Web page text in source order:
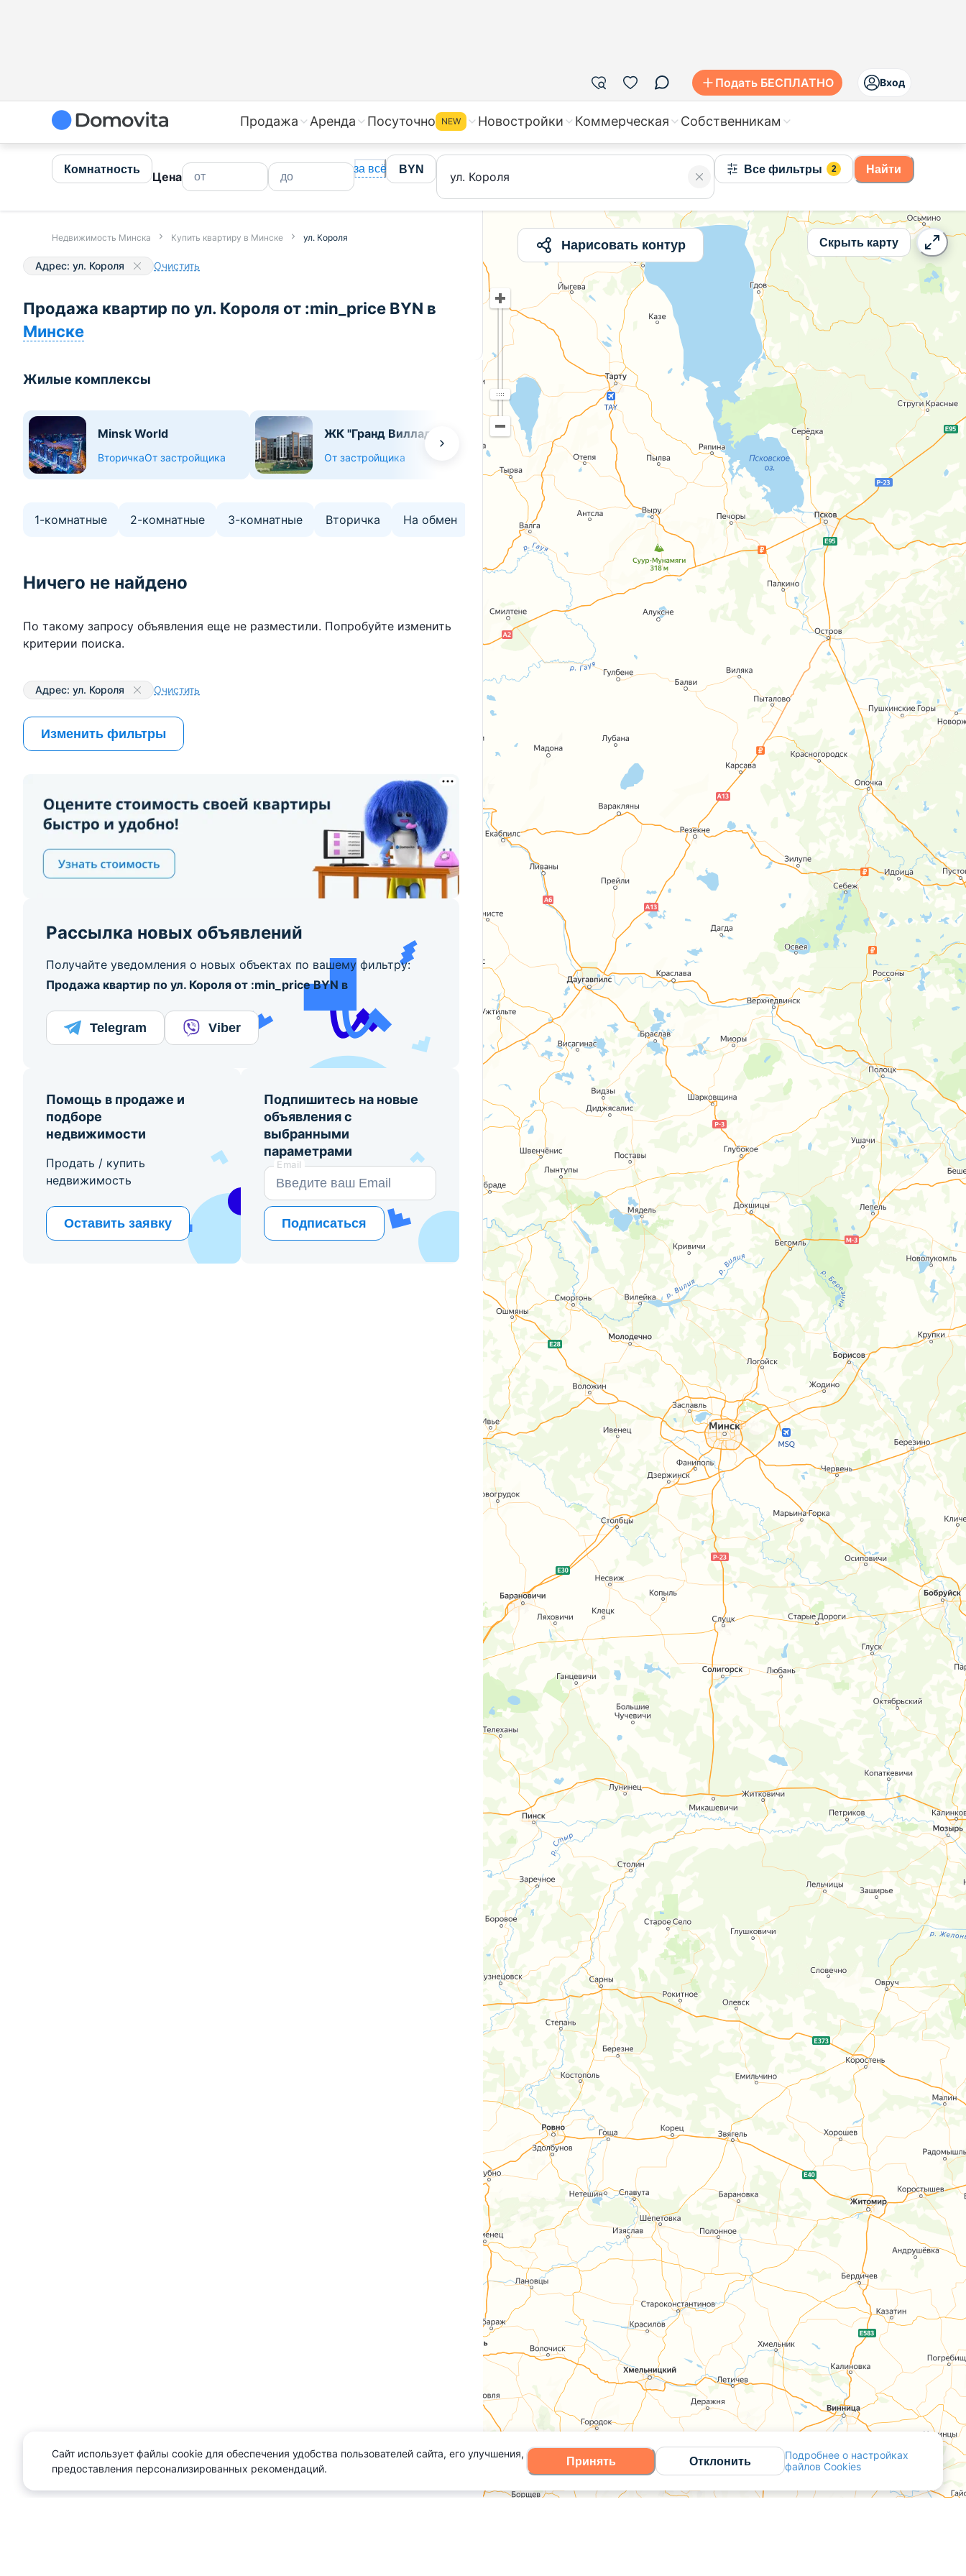
Подать БЕСПЛАТНО Вход
Продажа Аренда Посуточно NEW Новостройки Коммерческая Собственникам
Комнатность
Цена
за всё BYN
ул. Короля
Все фильтры 2 Найти
Недвижимость Минска Купить квартиру в Минске ул. Короля
Адрес: ул. Короля Очистить
Продажа квартир по ул. Короля от :min_price BYN в
Минске
Жилые комплексы
Minsk World
ВторичкаОт застройщика
ЖК "Гранд Вилладж"
От застройщика
Дом "Адриатик"
От застройщика
Дом «Эмиратс Волна»
От застройщика
1-комнатные 2-комнатные 3-комнатные Вторичка На обмен Со сниженной ценой Минск Мир Левада Северный берег
Ничего не найдено
По такому запросу объявления еще не разместили. Попробуйте изменить
критерии поиска.
Адрес: ул. Короля Очистить
Изменить фильтры
Рассылка новых объявлений
Получайте уведомления о новых объектах по вашему фильтру:
Продажа квартир по ул. Короля от :min_price BYN в
Telegram Viber
Помощь в продаже и
подборе
недвижимости
Продать / купить
недвижимость
Оставить заявку
Подпишитесь на новые
объявления с
выбранными
параметрами
Email
Подписаться
Нарисовать контур Скрыть карту
Сайт использует файлы cookie для обеспечения удобства пользователей сайта, его улучшения,
предоставления персонализированных рекомендаций.
Принять Отклонить
Подробнее о настройках
файлов Cookies